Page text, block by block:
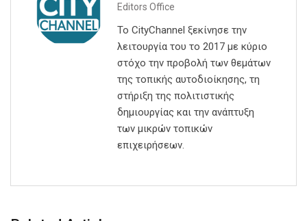
Editors Office
Το CityChannel ξεκίνησε την
λειτουργία του το 2017 με κύριο
στόχο την προβολή των θεμάτων
της τοπικής αυτοδιοίκησης, τη
στήριξη της πολιτιστικής
δημιουργίας και την ανάπτυξη
των μικρών τοπικών
επιχειρήσεων.